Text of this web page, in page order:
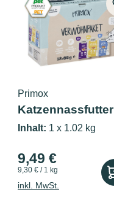
Primox
Katzennassfutter
Multipack...
Inhalt: 1 x 1.02 kg
9,49 €
9,30 € / 1 kg
inkl. MwSt.